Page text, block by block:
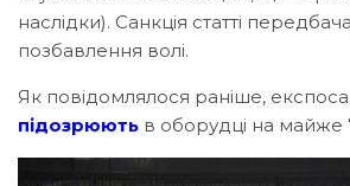
наслідки). Санкція статті
позбавлення волі.
Як повідомлялося раніше,
підозрюють в оборудці на майже